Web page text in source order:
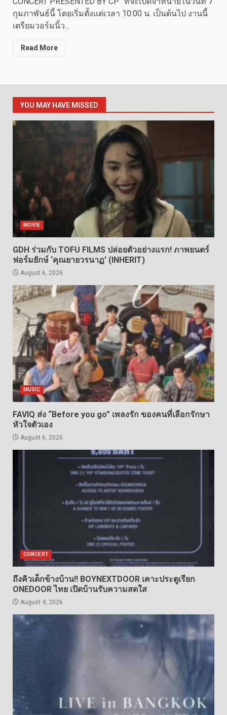
กุมภาพันธ์นี้ โดยเริ่มตั้งแต่เวลา 10:00 น. เป็นต้นไป งานนี้
เตรียมวอร์มนิ้ว...
Read More
YOU MAY HAVE MISSED
MOVIE
GDH ร่วมกับ TOFU FILMS ปล่อยตัวอย่างแรก! ภาพยนตร์
ฟอร์มยักษ์ ‘คุณยายวรนาฏ’ (INHERIT)
August 6, 2026
MUSIC
FAVIQ ส่ง “Before you go” เพลงรัก ของคนที่เลือกรักษา
หัวใจตัวเอง
August 6, 2026
CONCERT
ถึงคิวเด็กข้างบ้าน!! BOYNEXTDOOR เคาะประตูเรียก
ONEDOOR ไทย เปิดบ้านรับความสดใส
August 4, 2026